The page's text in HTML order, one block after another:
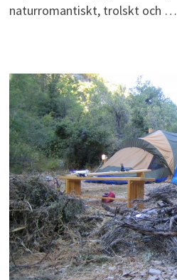
naturromantiskt, trolskt och …